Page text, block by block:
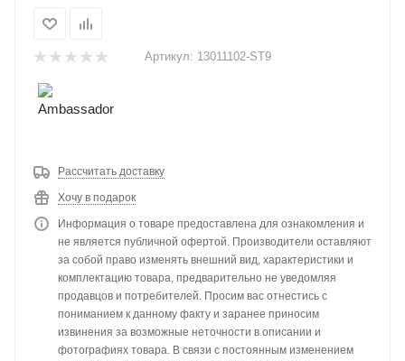
Артикул: 13011102-ST9
Рассчитать доставку
Хочу в подарок
Информация о товаре предоставлена для ознакомления и
не является публичной офертой. Производители оставляют
за собой право изменять внешний вид, характеристики и
комплектацию товара, предварительно не уведомляя
продавцов и потребителей. Просим вас отнестись с
пониманием к данному факту и заранее приносим
извинения за возможные неточности в описании и
фотографиях товара. В связи с постоянным изменением